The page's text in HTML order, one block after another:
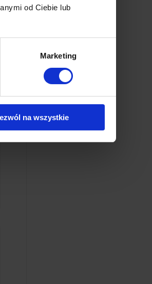
od Ciebie lub
Marketing
na wszystkie